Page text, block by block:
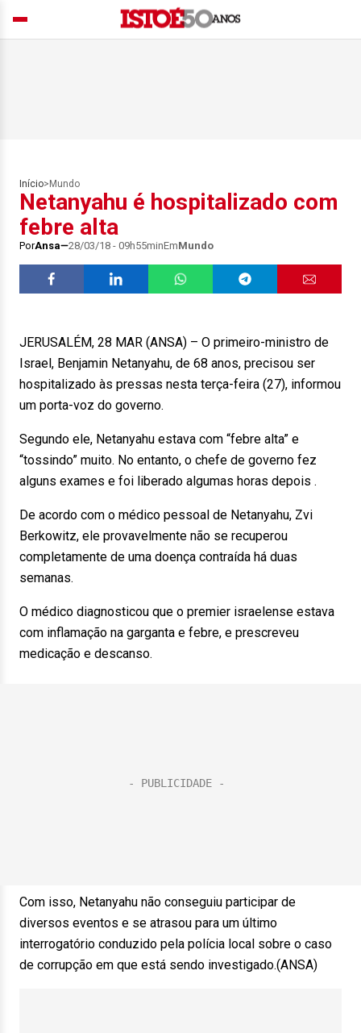
Início> Mundo
Netanyahu é hospitalizado com
febre alta
PorAnsa 28/03/18 - 09h55minEmMundo
JERUSALÉM, 28 MAR (ANSA) – O primeiro-ministro de
Israel, Benjamin Netanyahu, de 68 anos, precisou ser
hospitalizado às pressas nesta terça-feira (27), informou
um porta-voz do governo.
Segundo ele, Netanyahu estava com “febre alta” e
“tossindo” muito. No entanto, o chefe de governo fez
alguns exames e foi liberado algumas horas depois .
De acordo com o médico pessoal de Netanyahu, Zvi
Berkowitz, ele provavelmente não se recuperou
completamente de uma doença contraída há duas
semanas.
O médico diagnosticou que o premier israelense estava
com inflamação na garganta e febre, e prescreveu
medicação e descanso.
Com isso, Netanyahu não conseguiu participar de
diversos eventos e se atrasou para um último
interrogatório conduzido pela polícia local sobre o caso
de corrupção em que está sendo investigado.(ANSA)